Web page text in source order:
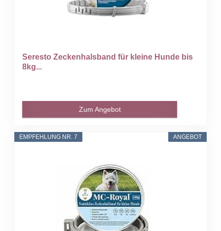
Seresto Zeckenhalsband für kleine Hunde bis
8kg...
Zum Angebot
ANGEBOT
EMPFEHLUNG NR. 7